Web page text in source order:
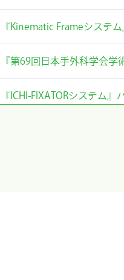
『Kinematic Frameシステ
『第69回日本手外科学会学
『ICHI-FIXATORシステム